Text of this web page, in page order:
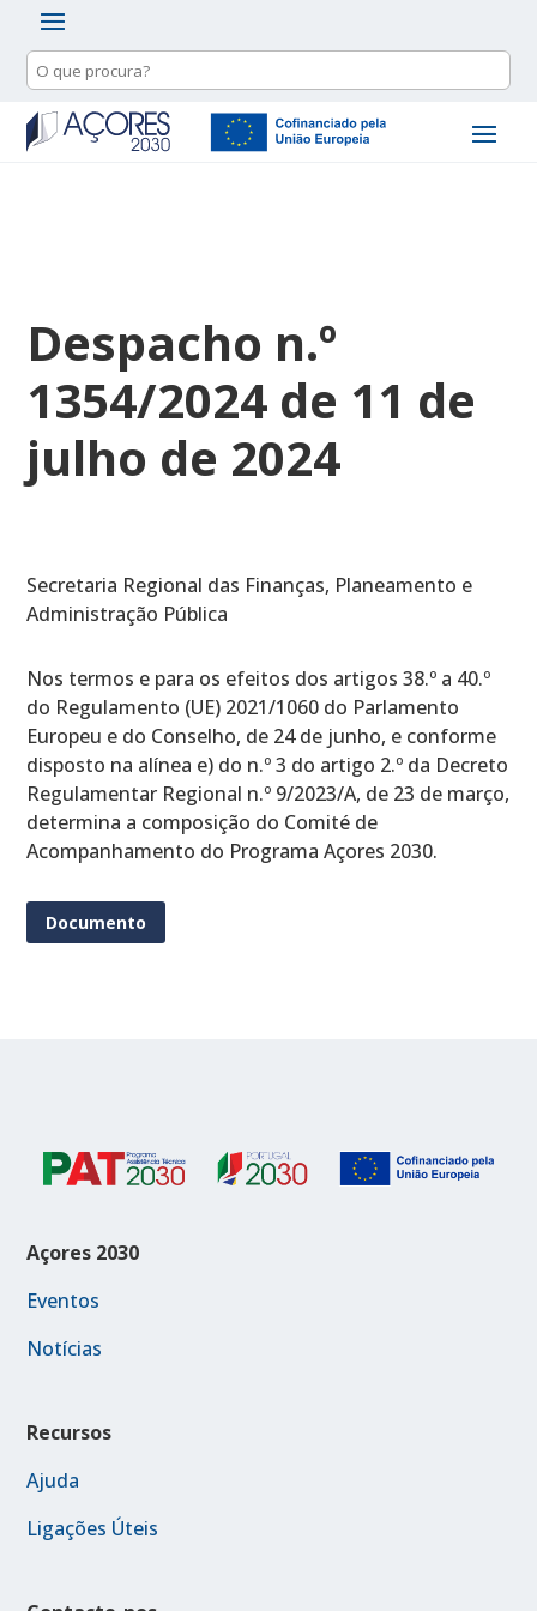
Despacho n.º
1354/2024 de 11 de
julho de 2024
Secretaria Regional das Finanças, Planeamento e
Administração Pública
Nos termos e para os efeitos dos artigos 38.º a 40.º
do Regulamento (UE) 2021/1060 do Parlamento
Europeu e do Conselho, de 24 de junho, e conforme
disposto na alínea e) do n.º 3 do artigo 2.º da Decreto
Regulamentar Regional n.º 9/2023/A, de 23 de março,
determina a composição do Comité de
Acompanhamento do Programa Açores 2030.
Documento
Açores 2030
Eventos
Notícias
Recursos
Ajuda
Ligações Úteis